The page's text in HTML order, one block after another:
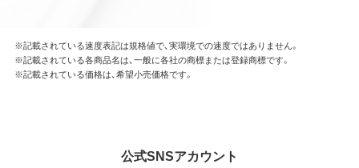
※記載されている速度表記は規格値で、実環境での速度ではありません。
※記載されている各商品名は、一般に各社の商標または登録商標です。
※記載されている価格は、希望小売価格です。
公式SNSアカウント